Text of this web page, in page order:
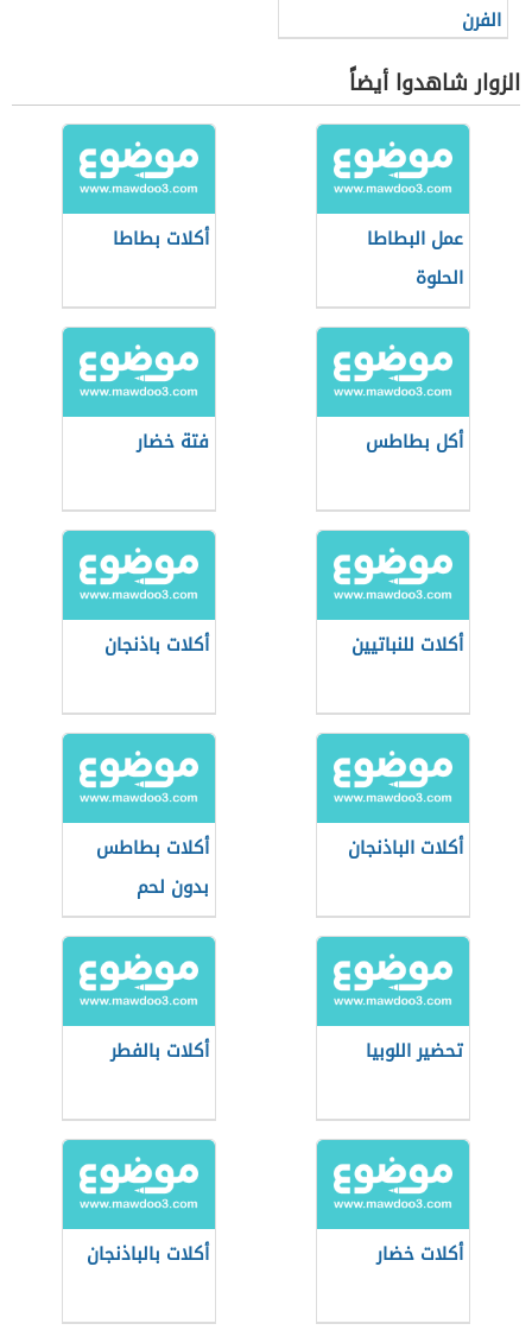
الفرن
الزوار شاهدوا أيضاً
عمل البطاطا
الحلوة
أكلات بطاطا
أكل بطاطس فتة خضار
أكلات للنباتيين أكلات باذنجان
أكلات الباذنجان
أكلات بطاطس
بدون لحم
تحضير اللوبيا أكلات بالفطر
أكلات خضار أكلات بالباذنجان